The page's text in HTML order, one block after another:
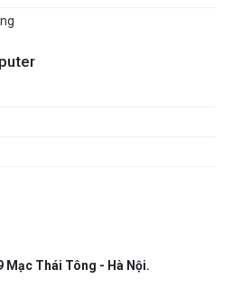
Mạc Thái Tông - Hà Nội.